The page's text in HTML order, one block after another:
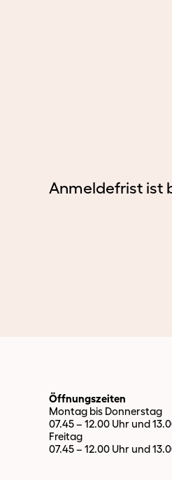
Anmeldefrist ist
Öffnungszeiten
Montag bis Donnerstag
07.45 – 12.00 Uhr und
Freitag
07.45 – 12.00 Uhr und